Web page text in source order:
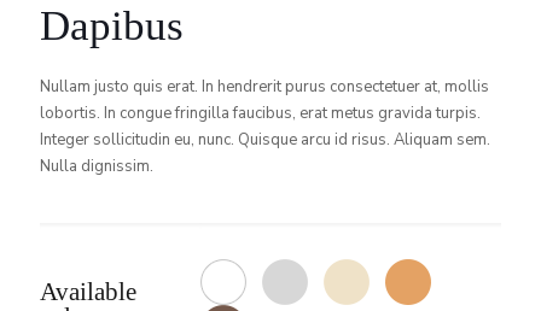
Dapibus
Nullam justo quis erat. In hendrerit purus consectetuer at, mollis
lobortis. In congue fringilla faucibus, erat metus gravida turpis.
Integer sollicitudin eu, nunc. Quisque arcu id risus. Aliquam sem.
Nulla dignissim.
Available